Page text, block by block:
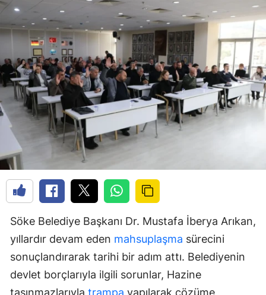
Söke Belediye Başkanı Dr. Mustafa İberya Arıkan,
yıllardır devam eden mahsuplaşma sürecini
sonuçlandırarak tarihi bir adım attı. Belediyenin
devlet borçlarıyla ilgili sorunlar, Hazine